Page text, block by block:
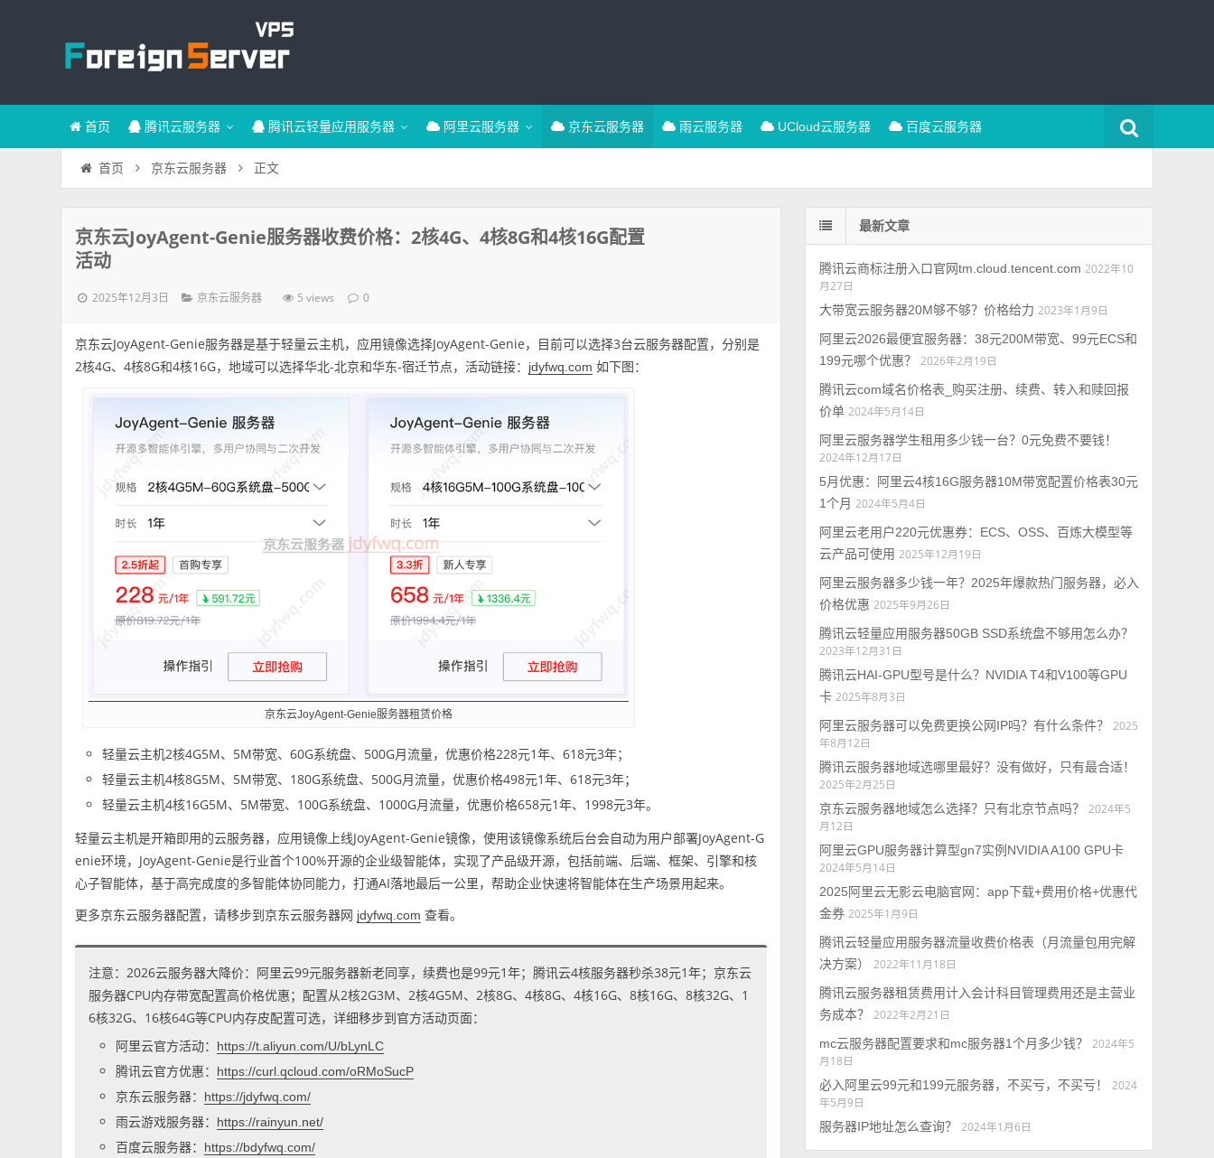
首页 腾讯云服务器 腾讯云轻量应用服务器 阿里云服务器 京东云服务器 雨云服务器 UCloud云服务器 百度云服务器
首页 京东云服务器 正文
京东云JoyAgent-Genie服务器收费价格：2核4G、4核8G和4核16G配置
活动
2025年12月3日 京东云服务器 5 views 0
京东云JoyAgent-Genie服务器是基于轻量云主机，应用镜像选择JoyAgent-Genie，目前可以选择3台云服务器配置，分别是
2核4G、4核8G和4核16G，地域可以选择华北-北京和华东-宿迁节点，活动链接：
jdyfwq.com 如下图：
京东云JoyAgent-Genie服务器租赁价格
轻量云主机2核4G5M、5M带宽、60G系统盘、500G月流量，优惠价格228元1年、618元3年；
轻量云主机4核8G5M、5M带宽、180G系统盘、500G月流量，优惠价格498元1年、618元3年；
轻量云主机4核16G5M、5M带宽、100G系统盘、1000G月流量，优惠价格658元1年、1998元3年。
轻量云主机是开箱即用的云服务器，应用镜像上线JoyAgent-Genie镜像，使用该镜像系统后台会自动为用户部署JoyAgent-G
enie环境，JoyAgent-Genie是行业首个100%开源的企业级智能体，实现了产品级开源，包括前端、后端、框架、引擎和核
心子智能体，基于高完成度的多智能体协同能力，打通AI落地最后一公里，帮助企业快速将智能体在生产场景用起来。
更多京东云服务器配置，请移步到京东云服务器网 jdyfwq.com 查看。
注意：2026云服务器大降价：阿里云99元服务器新老同享，续费也是99元1年；腾讯云4核服务器秒杀38元1年；京东云
服务器CPU内存带宽配置高价格优惠；配置从2核2G3M、2核4G5M、2核8G、4核8G、4核16G、8核16G、8核32G、1
6核32G、16核64G等CPU内存皮配置可选，详细移步到官方活动页面：
阿里云官方活动：
https://t.aliyun.com/U/bLynLC
腾讯云官方优惠： https://curl.qcloud.com/oRMoSucP
京东云服务器： https://jdyfwq.com/
雨云游戏服务器： https://rainyun.net/
百度云服务器： https://bdyfwq.com/
最新文章
腾讯云商标注册入口官网tm.cloud.tencent.com 2022年10
月27日
大带宽云服务器20M够不够？价格给力 2023年1月9日
阿里云2026最便宜服务器：38元200M带宽、99元ECS和
199元哪个优惠？
2026年2月19日
腾讯云com域名价格表_购买注册、续费、转入和赎回报
价单 2024年5月14日
阿里云服务器学生租用多少钱一台？0元免费不要钱！
2024年12月17日
5月优惠：阿里云4核16G服务器10M带宽配置价格表30元
1个月 2024年5月4日
阿里云老用户220元优惠券：ECS、OSS、百炼大模型等
云产品可使用 2025年12月19日
阿里云服务器多少钱一年？2025年爆款热门服务器，必入
价格优惠 2025年9月26日
腾讯云轻量应用服务器50GB SSD系统盘不够用怎么办？
2023年12月31日
腾讯云HAI-GPU型号是什么？NVIDIA T4和V100等GPU
卡 2025年8月3日
阿里云服务器可以免费更换公网IP吗？有什么条件？
2025
年8月12日
腾讯云服务器地域选哪里最好？没有做好，只有最合适！
2025年2月25日
京东云服务器地域怎么选择？只有北京节点吗？
2024年5
月12日
阿里云GPU服务器计算型gn7实例NVIDIA A100 GPU卡
2024年5月14日
2025阿里云无影云电脑官网：app下载+费用价格+优惠代
金券 2025年1月9日
腾讯云轻量应用服务器流量收费价格表（月流量包用完解
决方案）
2022年11月18日
腾讯云服务器租赁费用计入会计科目管理费用还是主营业
务成本？
2022年2月21日
mc云服务器配置要求和mc服务器1个月多少钱？
2024年5
月18日
必入阿里云99元和199元服务器，不买亏，不买亏！
2024
年5月9日
服务器IP地址怎么查询？
2024年1月6日